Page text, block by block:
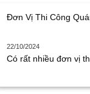
Đơn Vị Thi Công
22/10/2024
Có rất nhiều đơn vị